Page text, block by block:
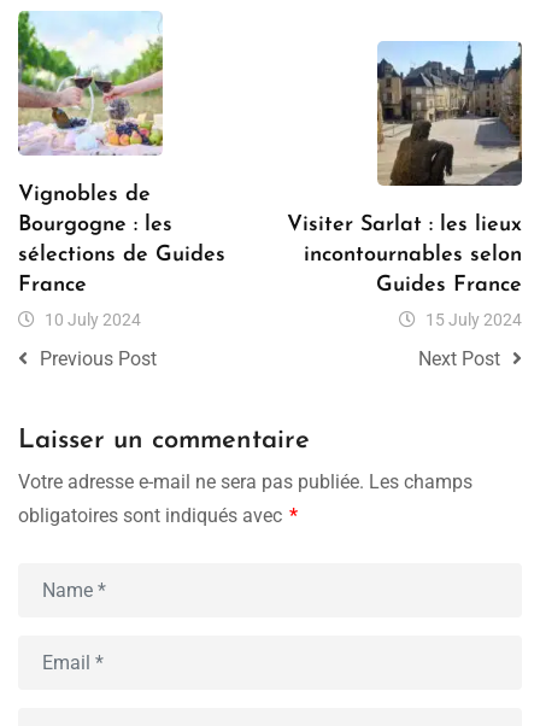
Vignobles de
Bourgogne : les
sélections de Guides
France
10 July 2024
Previous Post
Visiter Sarlat : les lieux
incontournables selon
Guides France
15 July 2024
Next Post
Laisser un commentaire
Votre adresse e-mail ne sera pas publiée. Les champs
obligatoires sont indiqués avec *